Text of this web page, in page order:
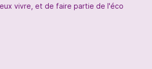
vivre, et de faire partie de l'éco